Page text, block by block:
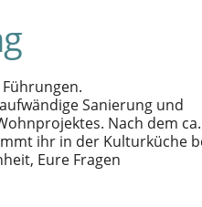
Sanierung und
Nach dem ca.
ihr in der Kulturküche
Eure Fragen